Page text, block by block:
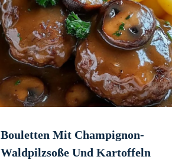
Bouletten Mit Champignon-
Waldpilzsoße Und Kartoffeln